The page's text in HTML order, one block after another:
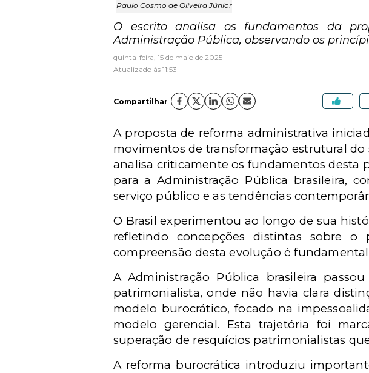
Paulo Cosmo de Oliveira Júnior
O escrito analisa os fundamentos da
Administração Pública, observando os
quinta-feira, 15 de maio de 2025
Atualizado às 11:53
Compartilhar
A proposta de reforma administrativa
movimentos de transformação estrutural
analisa criticamente os fundamentos desta
para a Administração Pública brasileira,
serviço público e as tendências
O Brasil experimentou ao longo de sua
refletindo concepções distintas sobre
compreensão desta evolução é
A Administração Pública brasileira
patrimonialista, onde não havia clara
modelo burocrático, focado na
modelo gerencial. Esta trajetória foi
superação de resquícios patrimonialistas
A reforma burocrática introduziu